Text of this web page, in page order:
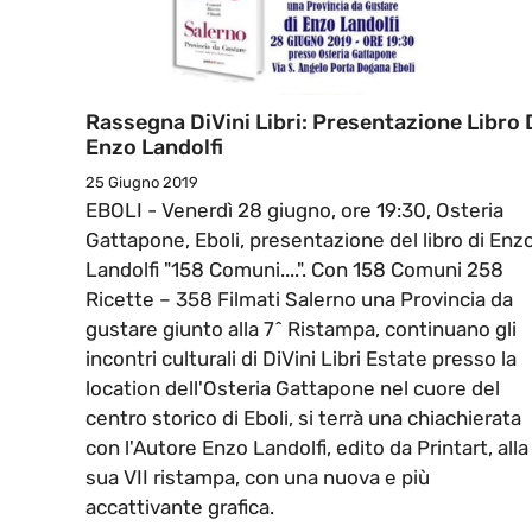
Rassegna DiVini Libri: Presentazione Libro
Enzo Landolfi
25 Giugno 2019
EBOLI - Venerdì 28 giugno, ore 19:30, Osteria
Gattapone, Eboli, presentazione del libro di
Landolfi "158 Comuni....". Con 158 Comuni 258
Ricette – 358 Filmati Salerno una Provincia da
gustare giunto alla 7^ Ristampa, continuano gli
incontri culturali di DiVini Libri Estate presso la
location dell'Osteria Gattapone nel cuore del
centro storico di Eboli, si terrà una chiachierata
con l'Autore Enzo Landolfi, edito da Printart, alla
sua VII ristampa, con una nuova e più
accattivante grafica.